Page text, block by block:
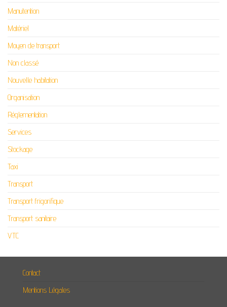
Manutention
Matériel
Moyen de transport
Non classé
Nouvelle habitation
Organisation
Réglementation
Services
Stockage
Taxi
Transport
Transport frigorifique
Transport sanitaire
VTC
Contact
Mentions Légales